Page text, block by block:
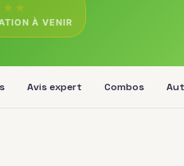
★ ★
À VENIR
Avis expert Combos